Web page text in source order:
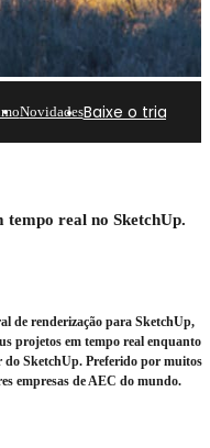
e designers.
NovidadesBaixe o trial
tempo real no SketchUp.
de renderização para SketchUp,
projetos em tempo real enquanto
do SketchUp. Preferido por muitos
empresas de AEC do mundo.